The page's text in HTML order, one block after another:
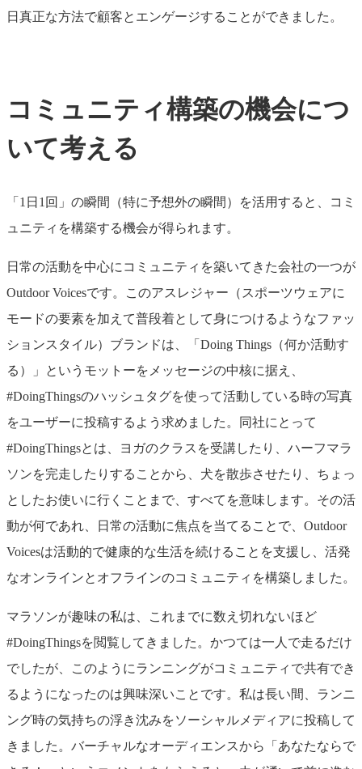
日真正な方法で顧客とエンゲージすることができました。
コミュニティ構築の機会につ
いて考える
「1日1回」の瞬間（特に予想外の瞬間）を活用すると、コミ
ュニティを構築する機会が得られます。
日常の活動を中心にコミュニティを築いてきた会社の一つが
Outdoor Voicesです。このアスレジャー（スポーツウェアに
モードの要素を加えて普段着として身につけるようなファッ
ションスタイル）ブランドは、「Doing Things（何か活動す
る）」というモットーをメッセージの中核に据え、
#DoingThingsのハッシュタグを使って活動している時の写真
をユーザーに投稿するよう求めました。同社にとって
#DoingThingsとは、ヨガのクラスを受講したり、ハーフマラ
ソンを完走したりすることから、犬を散歩させたり、ちょっ
としたお使いに行くことまで、すべてを意味します。その活
動が何であれ、日常の活動に焦点を当てることで、Outdoor
Voicesは活動的で健康的な生活を続けることを支援し、活発
なオンラインとオフラインのコミュニティを構築しました。
マラソンが趣味の私は、これまでに数え切れないほど
#DoingThingsを閲覧してきました。かつては一人で走るだけ
でしたが、このようにランニングがコミュニティで共有でき
るようになったのは興味深いことです。私は長い間、ランニ
ング時の気持ちの浮き沈みをソーシャルメディアに投稿して
きました。バーチャルなオーディエンスから「あなたならで